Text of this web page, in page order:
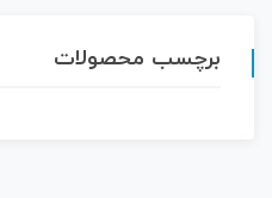
برچسب محصولات